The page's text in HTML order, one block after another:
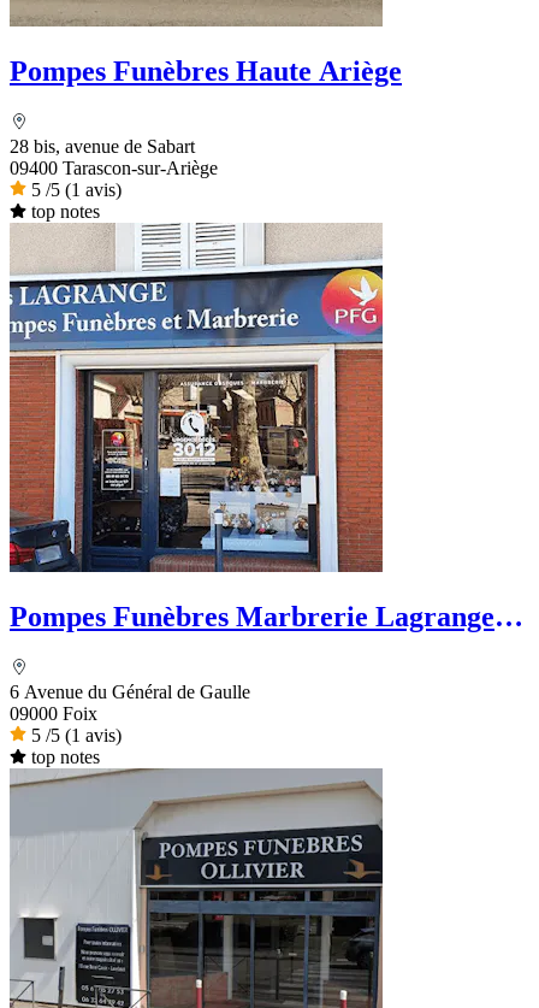
Pompes Funèbres Haute Ariège
28 bis, avenue de Sabart
09400 Tarascon-sur-Ariège
5 /5 (1 avis)
top notes
Pompes Funèbres Marbrerie Lagrange -
6 Avenue du Général de Gaulle
09000 Foix
5 /5 (1 avis)
top notes